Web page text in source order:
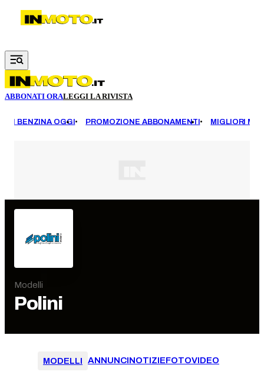
Vai al contenuto principale
ABBONATI ORALEGGI LA RIVISTA
BENZINA OGGI PROMOZIONE ABBONAMENTI MIGLIORI
Modelli
Polini
MODELLI ANNUNCINOTIZIEFOTOVIDEO